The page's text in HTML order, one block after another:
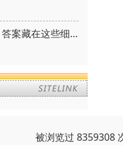
化粪池为何几十年都不用清理？答案藏在这些细节里！
被浏览过 8359308